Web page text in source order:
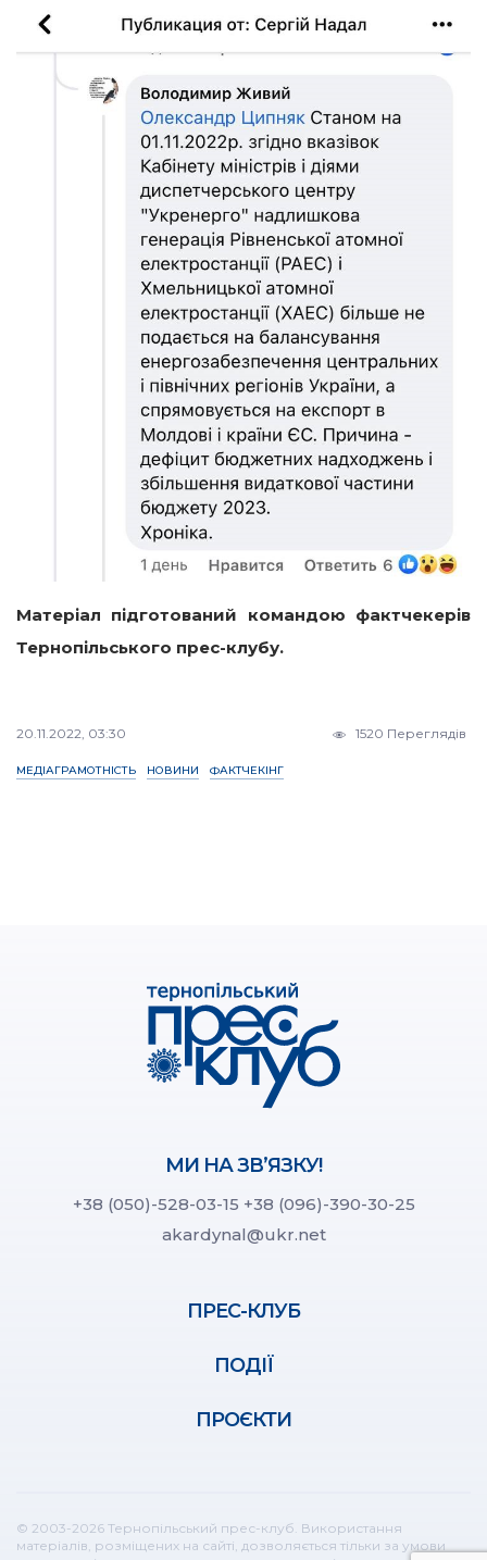
Матеріал підготований командою фактчекерів
Тернопільського прес-клубу.
20.11.2022, 03:30 1520 Переглядів
МЕДІАГРАМОТНІСТЬ НОВИНИ ФАКТЧЕКІНГ
МИ НА ЗВ’ЯЗКУ!
+38 (050)-528-03-15 +38 (096)-390-30-25
akardynal@ukr.net
ПРЕС-КЛУБ
ПОДІЇ
ПРОЄКТИ
© 2003-2026 Тернопільський прес-клуб. Використання
матеріалів, розміщених на сайті, дозволяється тільки за умови